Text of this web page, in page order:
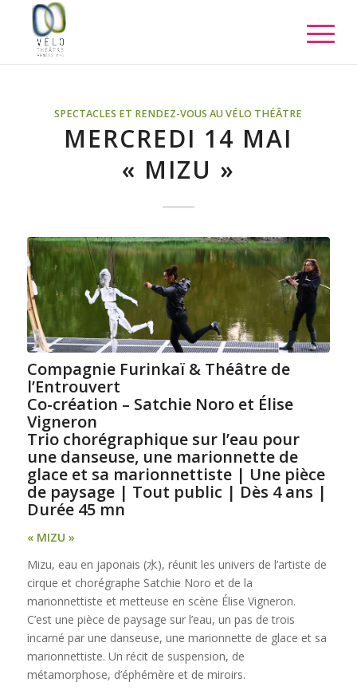
SPECTACLES ET RENDEZ-VOUS AU VÉLO THÉÂTRE
MERCREDI 14 MAI
« MIZU »
Compagnie Furinkaï & Théâtre de
l’Entrouvert
Co-création – Satchie Noro et Élise
Vigneron
Trio chorégraphique sur l’eau pour
une danseuse, une marionnette de
glace et sa marionnettiste | Une pièce
de paysage | Tout public | Dès 4 ans |
Durée 45 mn
« MIZU »
Mizu, eau en japonais (水), réunit les univers de l’artiste de
cirque et chorégraphe Satchie Noro et de la
marionnettiste et metteuse en scène Élise Vigneron.
C’est une pièce de paysage sur l’eau, un pas de trois
incarné par une danseuse, une marionnette de glace et sa
marionnettiste. Un récit de suspension, de
métamorphose, d’éphémère et de miroirs.